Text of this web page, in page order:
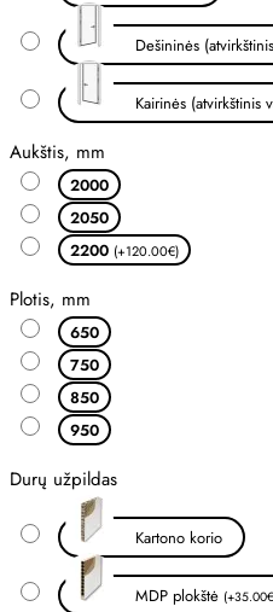
Dešininės
Kairinės (atvirkštinis
Aukštis, mm
2000
2050
2200 (+120.00€)
Plotis, mm
650
750
850
950
Durų užpildas
Kartono korio
MDP plokštė